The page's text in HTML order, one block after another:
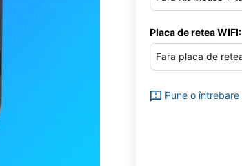
Placa de retea WIFI:
Pune o întrebare